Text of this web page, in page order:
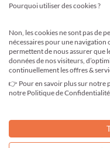
J'ai
Pourquoi utiliser des cookies ?
Non, les cookies ne sont pas de
nécessaires pour une navigation
permettent de nous assurer que
données de nos visiteurs,
continuellement les offres &
👉 Pour en savoir plus sur notre
notre Politique de Confidentialité.